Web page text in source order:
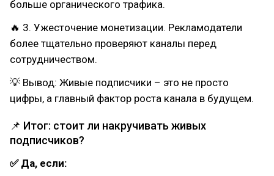
больше органического трафика.
🔥 3. Ужесточение монетизации. Рекламодатели
более тщательно проверяют каналы перед
сотрудничеством.
💡 Вывод: Живые подписчики – это не просто
цифры, а главный фактор роста канала в будущем.
📌 Итог: стоит ли накручивать живых
подписчиков?
✅ Да, если: